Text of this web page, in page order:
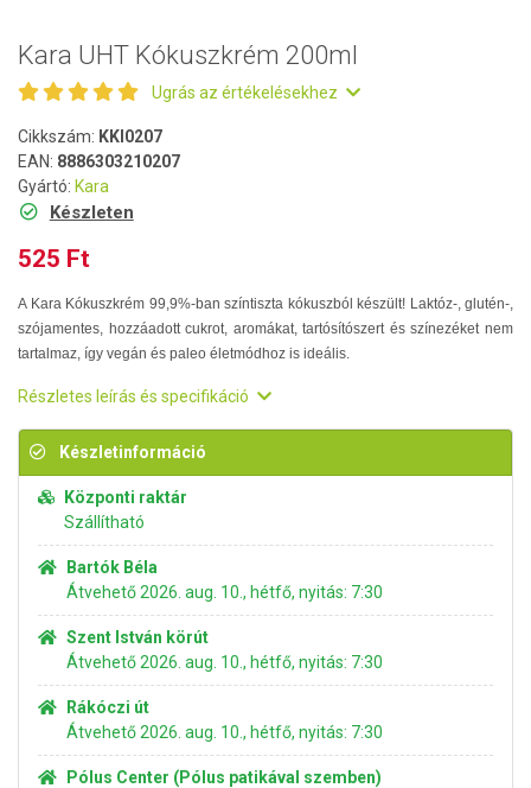
Kara UHT Kókuszkrém 200ml
Ugrás az értékelésekhez
Cikkszám: KKI0207
EAN: 8886303210207
Gyártó: Kara
Készleten
525 Ft
A Kara Kókuszkrém 99,9%-ban színtiszta kókuszból készült! Laktóz-, glutén-,
szójamentes, hozzáadott cukrot, aromákat, tartósítószert és színezéket nem
tartalmaz, így vegán és paleo életmódhoz is ideális.
Részletes leírás és specifikáció
Készletinformáció
Központi raktár
Szállítható
Bartók Béla
Átvehető 2026. aug. 10., hétfő, nyitás: 7:30
Szent István körút
Átvehető 2026. aug. 10., hétfő, nyitás: 7:30
Rákóczi út
Átvehető 2026. aug. 10., hétfő, nyitás: 7:30
Pólus Center (Pólus patikával szemben)